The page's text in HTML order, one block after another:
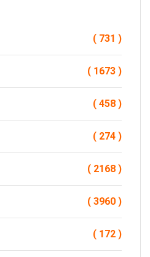
( 731 )
( 1673 )
( 458 )
( 274 )
( 2168 )
( 3960 )
( 172 )